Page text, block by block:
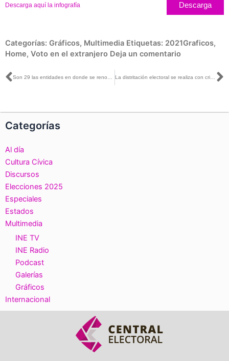
Descarga aquí la infografía Descarga
Categorías: Gráficos, Multimedia Etiquetas: 2021Graficos,
Home, Voto en el extranjero Deja un comentario
Ant La distritación electoral se realiza con criterios técnicos y en apego a los principios constitucionales: Lorenzo Córdova
Categorías
Al día
Cultura Cívica
Discursos
Elecciones 2025
Especiales
Estados
Multimedia
INE TV
INE Radio
Podcast
Galerías
Gráficos
Internacional